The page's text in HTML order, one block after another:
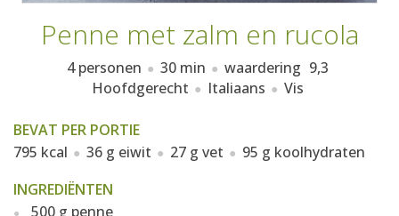
Penne met zalm en rucola
4 personen 30 min waardering 9,3
Hoofdgerecht
Italiaans Vis
BEVAT PER PORTIE
795 kcal
36 g eiwit 27 g vet
95 g koolhydraten
INGREDIËNTEN
500 g penne